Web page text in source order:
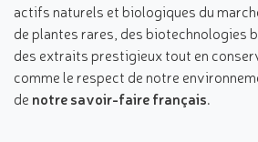
actifs naturels et biologiques du
de plantes rares, des biotechnologies
des extraits prestigieux tout en
comme le respect de notre
de notre savoir-faire français.